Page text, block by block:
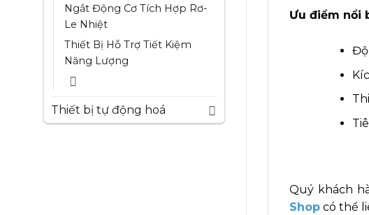
Ngắt Động Cơ Tích Hợp Rơ-
Le Nhiệt
Thiết Bị Hỗ Trợ Tiết Kiệm
Năng Lượng
Thiết bị tự động hoá
Ưu điểm nổi
Độ
Quý khách
Shop có thể